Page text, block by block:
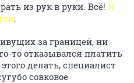
из рук в руки. Всё! И
.
за границей, ни
то отказывался платить
делать, специалист
совковое